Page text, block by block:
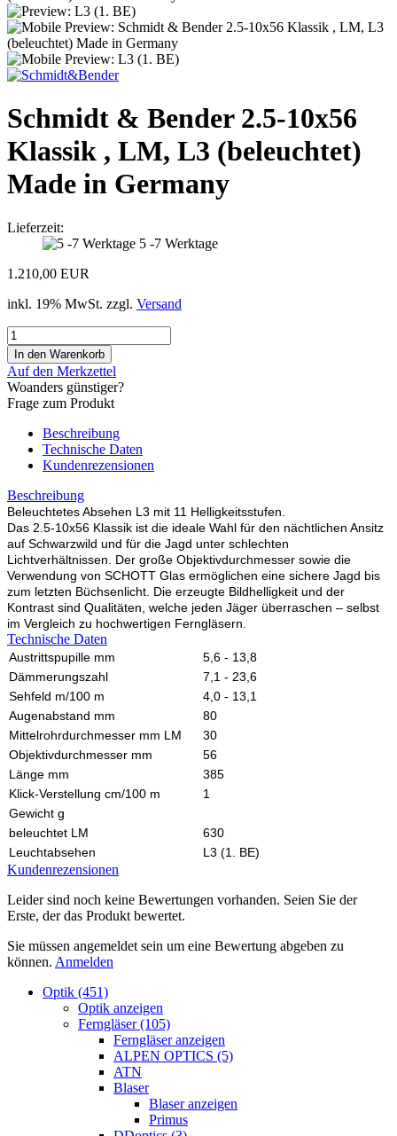
Schmidt & Bender 2.5-10x56
Klassik , LM, L3 (beleuchtet)
Made in Germany
Lieferzeit:
5 -7 Werktage
1.210,00 EUR
inkl. 19% MwSt. zzgl. Versand
Auf den Merkzettel
Woanders günstiger?
Frage zum Produkt
Beschreibung
Technische Daten
Kundenrezensionen
Beschreibung
Beleuchtetes Absehen L3 mit 11 Helligkeitsstufen.
Das 2.5-10x56 Klassik ist die ideale Wahl für den nächtlichen Ansitz
auf Schwarzwild und für die Jagd unter schlechten
Lichtverhältnissen. Der große Objektivdurchmesser sowie die
Verwendung von SCHOTT Glas ermöglichen eine sichere Jagd bis
zum letzten Büchsenlicht. Die erzeugte Bildhelligkeit und der
Kontrast sind Qualitäten, welche jeden Jäger überraschen – selbst
im Vergleich zu hochwertigen Ferngläsern.
Technische Daten
Austrittspupille mm
5,6 - 13,8
Dämmerungszahl
7,1 - 23,6
Sehfeld m/100 m
4,0 - 13,1
Augenabstand mm
80
Mittelrohrdurchmesser mm LM
30
Objektivdurchmesser mm
56
Länge mm
385
Klick-Verstellung cm/100 m
1
Gewicht g
beleuchtet LM
630
Leuchtabsehen
L3 (1. BE)
Kundenrezensionen
Leider sind noch keine Bewertungen vorhanden. Seien Sie der
Erste, der das Produkt bewertet.
Sie müssen angemeldet sein um eine Bewertung abgeben zu
können. Anmelden
Optik (451)
Optik anzeigen
Ferngläser (105)
Ferngläser anzeigen
ALPEN OPTICS (5)
ATN
Blaser
Blaser anzeigen
Primus